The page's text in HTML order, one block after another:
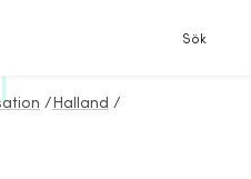
Sök
/ Halland /